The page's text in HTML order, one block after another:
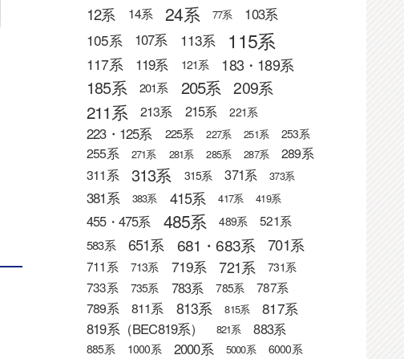
12系 14系 24系 77系 103系
105系 107系 113系 115系
117系 119系 121系 183・189系
185系 201系 205系 209系
211系 213系 215系 221系
223・125系 225系 227系 251系 253系
255系 271系 281系 285系 287系
289系
311系
313系 315系 371系 373系
381系 383系 415系 417系 419系
455・475系 485系 489系 521系
583系 651系 681・683系 701系
711系 713系 719系 721系 731系
733系 735系 783系 785系 787系
789系 811系 813系 815系 817系
819系（BEC819系） 821系 883系
885系 1000系 2000系 5000系 6000系